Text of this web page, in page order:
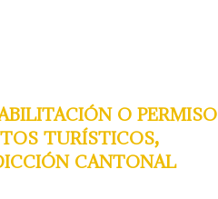
o permiso
turísticos,
cantonal